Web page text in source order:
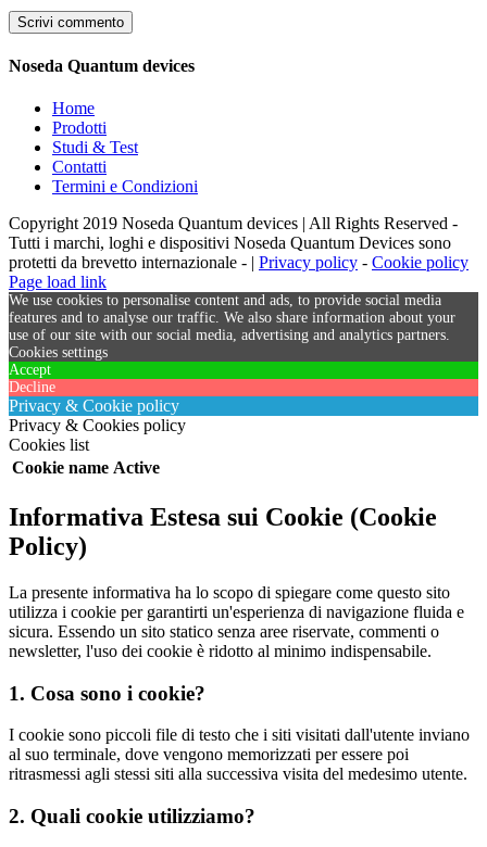
Noseda Quantum devices
Home
Prodotti
Studi & Test
Contatti
Termini e Condizioni
Copyright 2019 Noseda Quantum devices | All Rights Reserved -
Tutti i marchi, loghi e dispositivi Noseda Quantum Devices sono
protetti da brevetto internazionale - | Privacy policy - Cookie policy
Page load link
We use cookies to personalise content and ads, to provide social media
features and to analyse our traffic. We also share information about your
use of our site with our social media, advertising and analytics partners.
Cookies settings
Accept
Decline
Privacy & Cookie policy
Privacy & Cookies policy
Cookies list
Cookie name Active
Informativa Estesa sui Cookie (Cookie
Policy)
La presente informativa ha lo scopo di spiegare come questo sito
utilizza i cookie per garantirti un'esperienza di navigazione fluida e
sicura. Essendo un sito statico senza aree riservate, commenti o
newsletter, l'uso dei cookie è ridotto al minimo indispensabile.
1. Cosa sono i cookie?
I cookie sono piccoli file di testo che i siti visitati dall'utente inviano
al suo terminale, dove vengono memorizzati per essere poi
ritrasmessi agli stessi siti alla successiva visita del medesimo utente.
2. Quali cookie utilizziamo?